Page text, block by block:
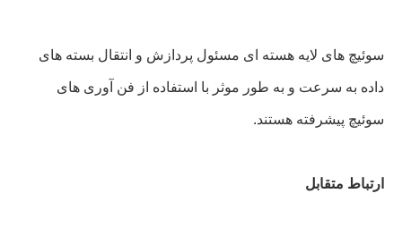
سوئیچ های لایه هسته ای مسئول پردازش و انتقال بسته های
داده به سرعت و به طور موثر با استفاده از فن آوری های
سوئیچ پیشرفته هستند.
ارتباط متقابل